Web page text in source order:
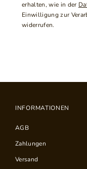
erhalten, wie in der
Einwilligung zur
widerrufen.
INFORMATIONEN
AGB
Zahlungen
Versand